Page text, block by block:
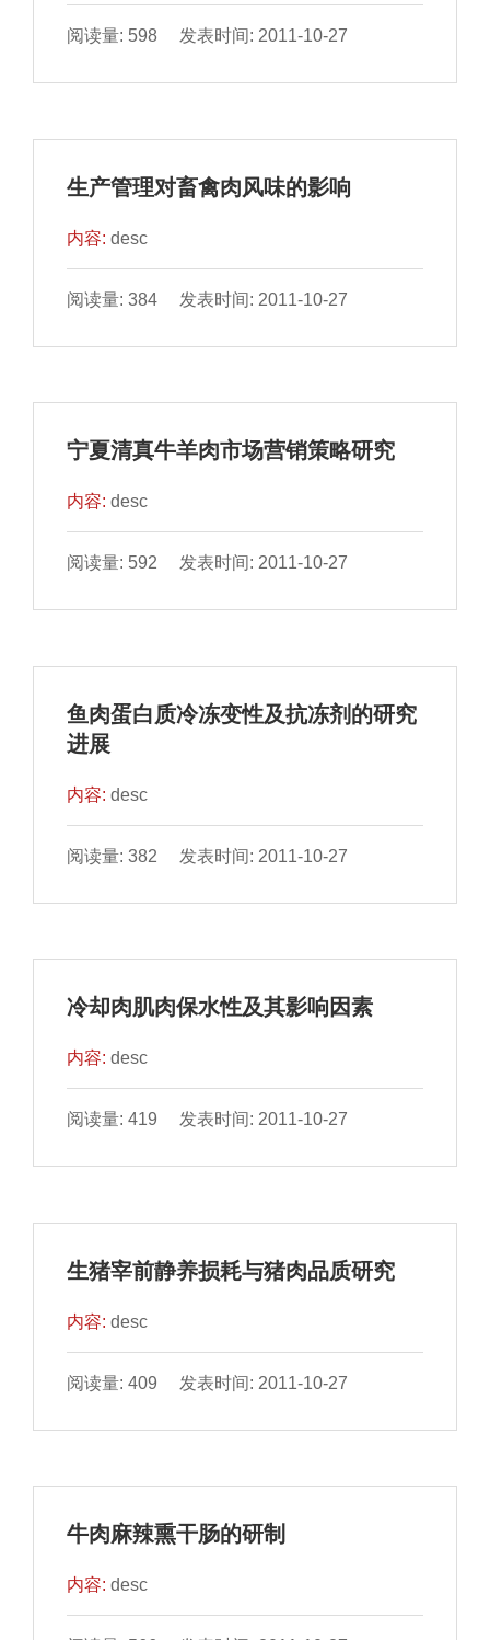
阅读量: 598 发表时间: 2011-10-27
生产管理对畜禽肉风味的影响
内容:desc
阅读量: 384 发表时间: 2011-10-27
宁夏清真牛羊肉市场营销策略研究
内容:desc
阅读量: 592 发表时间: 2011-10-27
鱼肉蛋白质冷冻变性及抗冻剂的研究
进展
内容:desc
阅读量: 382 发表时间: 2011-10-27
冷却肉肌肉保水性及其影响因素
内容:desc
阅读量: 419 发表时间: 2011-10-27
生猪宰前静养损耗与猪肉品质研究
内容:desc
阅读量: 409 发表时间: 2011-10-27
牛肉麻辣熏干肠的研制
内容:desc